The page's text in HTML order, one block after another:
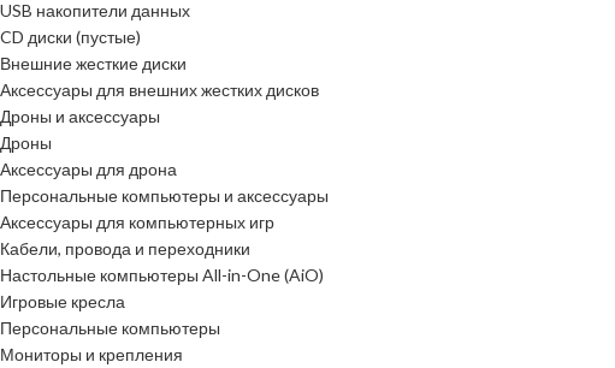
USB накопители данных
CD диски (пустые)
Внешние жесткие диски
Аксессуары для внешних жестких дисков
Дроны и аксессуары
Дроны
Аксессуары для дрона
Персональные компьютеры и аксессуары
Аксессуары для компьютерных игр
Кабели, провода и переходники
Настольные компьютеры All-in-One (AiO)
Игровые кресла
Персональные компьютеры
Мониторы и крепления